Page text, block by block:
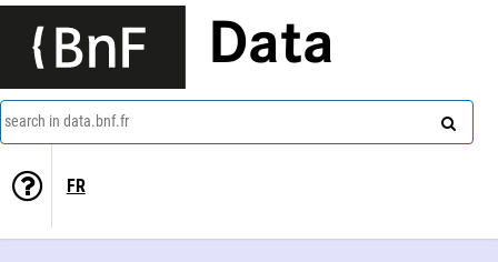
Data
search in data.bnf.fr
FR